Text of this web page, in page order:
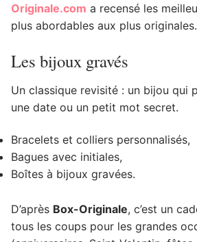
Originale.com a recensé les
plus abordables aux plus originales.
Les bijoux gravés
Un classique revisité : un bijou qui
une date ou un petit mot secret.
Bracelets et colliers personnalisés,
Bagues avec initiales,
Boîtes à bijoux gravées.
D’après Box-Originale, c’est un
tous les coups pour les grandes